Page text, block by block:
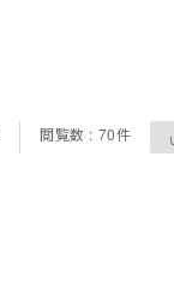
閲覧数 : 70件